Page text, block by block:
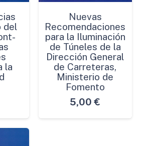
del
la
Nuevas
Recomendaciones
para la Iluminación
de Túneles de la
Dirección General
de Carreteras,
Ministerio de
Fomento
5,00 €